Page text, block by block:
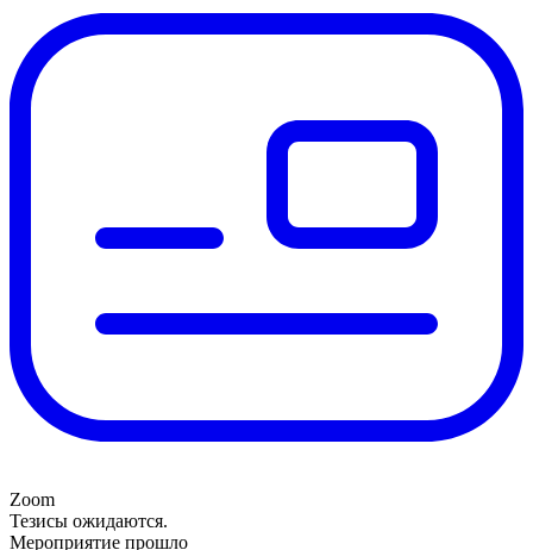
Zoom
Тезисы ожидаются.
Мероприятие прошло